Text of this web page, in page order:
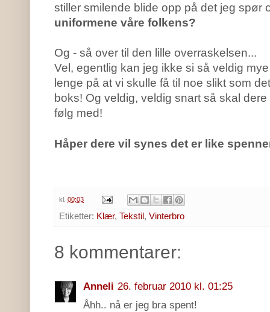
stiller smilende blide opp på det jeg spør
uniformene våre folkens?
Og - så over til den lille overraskelsen...
Vel, egentlig kan jeg ikke si så veldig
lenge på at vi skulle få til noe slikt som
boks! Og veldig, veldig snart så skal
følg med!
Håper dere vil synes det er like
kl. 00:03
Etiketter: Klær, Tekstil, Vinterbro
8 kommentarer:
Anneli 26. februar 2010 kl. 01:25
Åhh.. nå er jeg bra spent!